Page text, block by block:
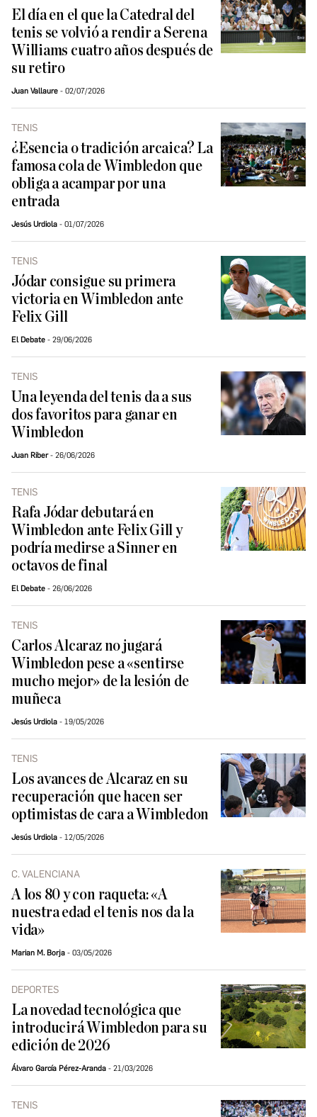
El día en el que la Catedral del
tenis se volvió a rendir a Serena
Williams cuatro años después de
su retiro
Juan Vallaure 02/07/2026
TENIS
¿Esencia o tradición arcaica? La
famosa cola de Wimbledon que
obliga a acampar por una
entrada
Jesús Urdiola 01/07/2026
TENIS
Jódar consigue su primera
victoria en Wimbledon ante
Felix Gill
El Debate 29/06/2026
TENIS
Una leyenda del tenis da a sus
dos favoritos para ganar en
Wimbledon
Juan Riber 26/06/2026
TENIS
Rafa Jódar debutará en
Wimbledon ante Felix Gill y
podría medirse a Sinner en
octavos de final
El Debate 26/06/2026
TENIS
Carlos Alcaraz no jugará
Wimbledon pese a «sentirse
mucho mejor» de la lesión de
muñeca
Jesús Urdiola 19/05/2026
TENIS
Los avances de Alcaraz en su
recuperación que hacen ser
optimistas de cara a Wimbledon
Jesús Urdiola 12/05/2026
C. VALENCIANA
A los 80 y con raqueta: «A
nuestra edad el tenis nos da la
vida»
Marian M. Borja 03/05/2026
DEPORTES
La novedad tecnológica que
introducirá Wimbledon para su
edición de 2026
Álvaro García Pérez-Aranda 21/03/2026
TENIS